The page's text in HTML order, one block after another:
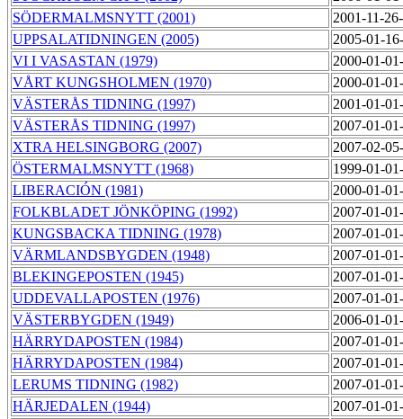
SÖDERMALMSNYTT (2001)
2001-11-
UPPSALATIDNINGEN (2005)
2005-01-
VI I VASASTAN (1979)
2000-01-
VÅRT KUNGSHOLMEN (1970)
2000-01-
VÄSTERÅS TIDNING (1997)
2001-01-
VÄSTERÅS TIDNING (1997)
2007-01-
XTRA HELSINGBORG (2007)
2007-02-
ÖSTERMALMSNYTT (1968)
1999-01-
LIBERACIÓN (1981)
2000-01-
FOLKBLADET JÖNKÖPING (1992)
2007-01-
KUNGSBACKA TIDNING (1978)
2007-01-
VÄRMLANDSBYGDEN (1948)
2007-01-
BLEKINGEPOSTEN (1945)
2007-01-
UDDEVALLAPOSTEN (1976)
2007-01-
VÄSTERBYGDEN (1949)
2006-01-
HÄRRYDAPOSTEN (1984)
2007-01-
HÄRRYDAPOSTEN (1984)
2007-01-
LERUMS TIDNING (1982)
2007-01-
HÄRJEDALEN (1944)
2007-01-